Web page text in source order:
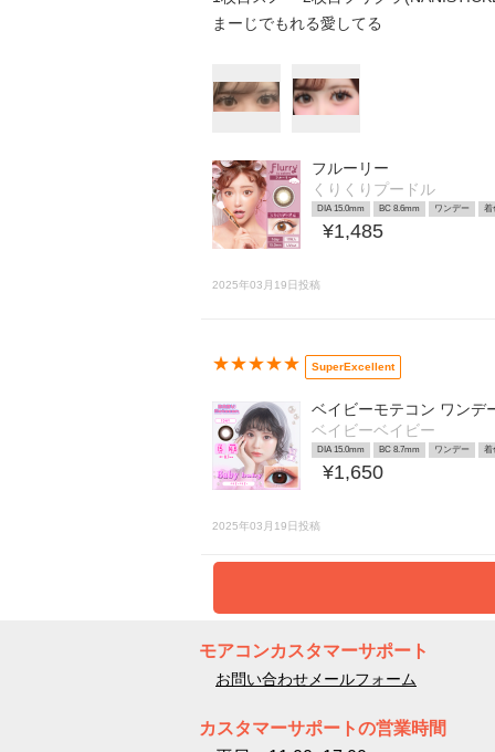
まーじでもれる愛してる
フルーリー
くりくりプードル
DIA 15.0mm BC 8.6mm ワンデー 着
¥1,485
2025年03月19日投稿
★★★★★ SuperExcellent
ベイビーモテコン ワンデ
ベイビーベイビー
DIA 15.0mm BC 8.7mm ワンデー 着
¥1,650
2025年03月19日投稿
モアコンカスタマーサポート
お問い合わせメールフォーム
カスタマーサポートの営業時間